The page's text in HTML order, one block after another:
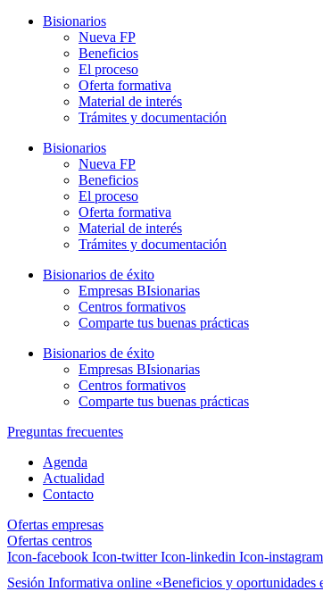
Bisionarios
Nueva FP
Beneficios
El proceso
Oferta formativa
Material de interés
Trámites y documentación
Bisionarios
Nueva FP
Beneficios
El proceso
Oferta formativa
Material de interés
Trámites y documentación
Bisionarios de éxito
Empresas BIsionarias
Centros formativos
Comparte tus buenas prácticas
Bisionarios de éxito
Empresas BIsionarias
Centros formativos
Comparte tus buenas prácticas
Preguntas frecuentes
Agenda
Actualidad
Contacto
Ofertas empresas
Ofertas centros
Icon-facebook Icon-twitter Icon-linkedin Icon-instagram
Sesión Informativa online «Beneficios y oportunidades